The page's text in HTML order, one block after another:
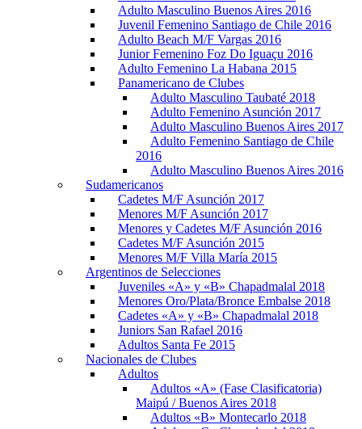
Adulto Masculino Buenos Aires 2016
Juvenil Femenino Santiago de Chile 2016
Adulto Beach M/F Vargas 2016
Junior Femenino Foz Do Iguaçu 2016
Adulto Femenino La Habana 2015
Panamericano de Clubes
Adulto Masculino Taubaté 2018
Adulto Femenino Asunción 2017
Adulto Masculino Buenos Aires 2017
Adulto Femenino Santiago de Chile
2016
Adulto Masculino Buenos Aires 2016
Sudamericanos
Cadetes M/F Asunción 2017
Menores M/F Asunción 2017
Menores y Cadetes M/F Asunción 2016
Cadetes M/F Asunción 2015
Menores M/F Villa María 2015
Argentinos de Selecciones
Juveniles «A» y «B» Chapadmalal 2018
Menores Oro/Plata/Bronce Embalse 2018
Cadetes «A» y «B» Chapadmalal 2018
Juniors San Rafael 2016
Adultos Santa Fe 2015
Nacionales de Clubes
Adultos
Adultos «A» (Fase Clasificatoria)
Maipú / Buenos Aires 2018
Adultos «B» Montecarlo 2018